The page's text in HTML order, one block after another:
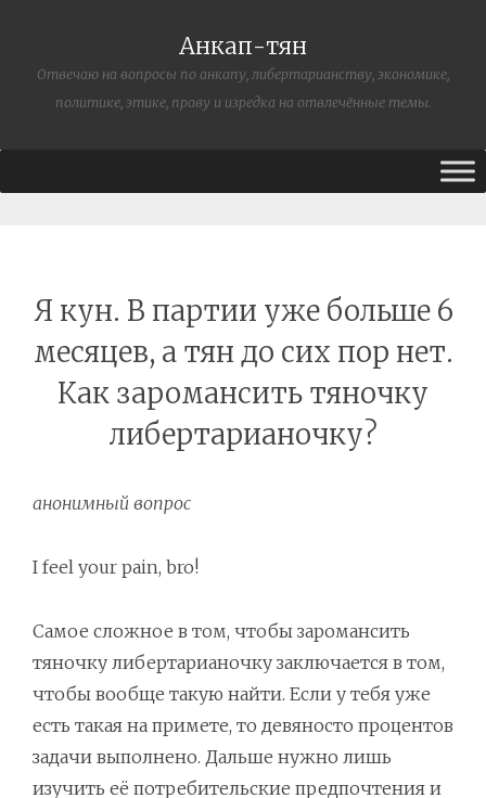
Анкап-тян
Отвечаю на вопросы по анкапу, либертарианству, экономике,
политике, этике, праву и изредка на отвлечённые темы.
Я кун. В партии уже больше 6
месяцев, а тян до сих пор нет.
Как заромансить тяночку
либертарианочку?
анонимный вопрос
I feel your pain, bro!
Самое сложное в том, чтобы заромансить
тяночку либертарианочку заключается в том,
чтобы вообще такую найти. Если у тебя уже
есть такая на примете, то девяносто процентов
задачи выполнено. Дальше нужно лишь
изучить её потребительские предпочтения и